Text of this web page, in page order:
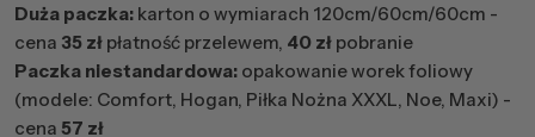
Duża paczka: karton o wymiarach 120cm/60cm/60cm -
cena 35 zł płatność przelewem, 40 zł pobranie
Paczka niestandardowa: opakowanie worek foliowy
(modele: Comfort, Hogan, Piłka Nożna XXXL, Noe, Maxi) -
cena 57 zł